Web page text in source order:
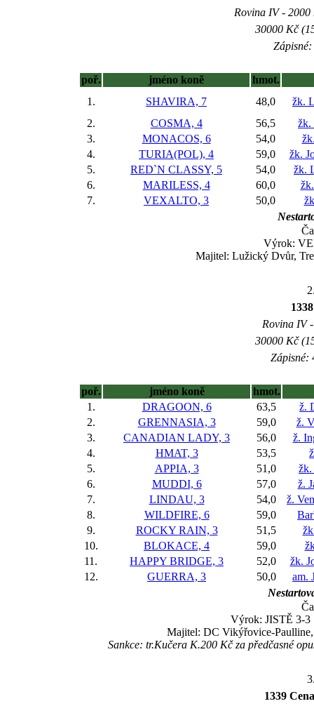
Rovina IV - 2000
30000 Kč
poř. jméno koně
hmot.
1.
SHAVIRA, 7 48,0
žk.
2.
COSMA, 4 56,5
žk.
3.
MONACOS, 6 54,0
4.
TURIA(POL), 4 59,0
žk.
5.
RED`N CLASSY, 5 54,0
žk.
6.
MARILESS, 4 60,0
7.
VEXALTO, 3 50,0
Výrok:
Majitel: Lužický Dvůr,
Rovina IV
30000 Kč
Zápisné:
poř. jméno koně
hmot.
1.
DRAGOON, 6 63,5
ž.
2.
GRENNASIA, 3 59,0
ž.
3.
CANADIAN LADY, 3 56,0
ž.
4.
HMAT, 3 53,5
5.
APPIA, 3 51,0
žk.
6.
MUDDI, 6 57,0
ž.
7.
LINDAU, 3 54,0
ž.
8.
WILDFIRE, 6 59,0
9.
ROCKY RAIN, 3 51,5
10.
BLOKACE, 4 59,0
11.
HAPPY BRIDGE, 3 52,0
žk.
12.
GUERRA, 3 50,0
am.
Výrok: JISTĚ 3-3
Majitel: DC Vikýřovice-Paulline,
Sankce: tr.Kučera K.200 Kč za předčasné
1339